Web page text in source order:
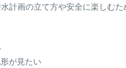
計画の立て方や安全に楽しむた
が見たい